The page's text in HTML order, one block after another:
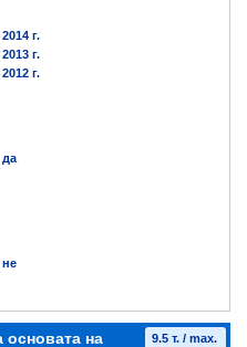
2014 г.
2013 г.
2012 г.
да
не
основата на
9.5 т. / max.